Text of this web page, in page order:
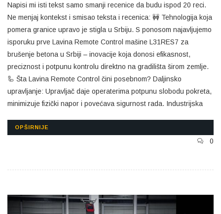
Napisi mi isti tekst samo smanji recenice da budu ispod 20 reci.
Ne menjaj kontekst i smisao teksta i recenica: 🚧 Tehnologija koja
pomera granice upravo je stigla u Srbiju. S ponosom najavljujemo
isporuku prve Lavina Remote Control mašine L31RES7 za
brušenje betona u Srbiji – inovacije koja donosi efikasnost,
preciznost i potpunu kontrolu direktno na gradilišta širom zemlje.
🦾 Šta Lavina Remote Control čini posebnom? Daljinsko
upravljanje: Upravljač daje operaterima potpunu slobodu pokreta,
minimizuje fizički napor i povećava sigurnost rada. Industrijska
OPŠIRNIJE
0